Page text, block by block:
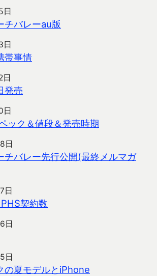
チバレーau版
帯事情
発売
ック＆値段＆発売時期
日
チバレー先行公開(最終メルマガ
日
契約数
日
日
の夏モデルとiPhone